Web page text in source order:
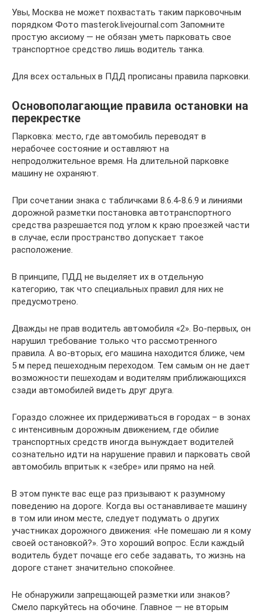
Увы, Москва не может похвастать таким парковочным
порядком Фото masterok.livejournal.com Запомните
простую аксиому — не обязан уметь парковать свое
транспортное средство лишь водитель танка.
Для всех остальных в ПДД прописаны правила парковки.
Основополагающие правила остановки на
перекрестке
Парковка: место, где автомобиль переводят в
нерабочее состояние и оставляют на
непродолжительное время. На длительной парковке
машину не охраняют.
При сочетании знака с табличками 8.6.4-8.6.9 и линиями
дорожной разметки постановка автотранспортного
средства разрешается под углом к краю проезжей части
в случае, если пространство допускает такое
расположение.
В принципе, ПДД не выделяет их в отдельную
категорию, так что специальных правил для них не
предусмотрено.
Дважды не прав водитель автомобиля «2». Во-первых, он
нарушил требование только что рассмотренного
правила. А во-вторых, его машина находится ближе, чем
5 м перед пешеходным переходом. Тем самым он не дает
возможности пешеходам и водителям приближающихся
сзади автомобилей видеть друг друга.
Гораздо сложнее их придерживаться в городах – в зонах
с интенсивным дорожным движением, где обилие
транспортных средств иногда вынуждает водителей
сознательно идти на нарушение правил и парковать свой
автомобиль впритык к «зебре» или прямо на ней.
В этом пункте вас еще раз призывают к разумному
поведению на дороге. Когда вы останавливаете машину
в том или ином месте, следует подумать о других
участниках дорожного движения: «Не помешаю ли я кому
своей остановкой?». Это хороший вопрос. Если каждый
водитель будет почаще его себе задавать, то жизнь на
дороге станет значительно спокойнее.
Не обнаружили запрещающей разметки или знаков?
Смело паркуйтесь на обочине. Главное — не вторым